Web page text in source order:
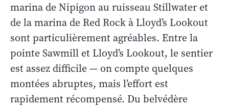
marina de Nipigon au ruisseau Stillwater et
de la marina de Red Rock à Lloyd’s Lookout
sont particulièrement agréables. Entre la
pointe Sawmill et Lloyd’s Lookout, le sentier
est assez difficile — on compte quelques
montées abruptes, mais l’effort est
rapidement récompensé. Du belvédère